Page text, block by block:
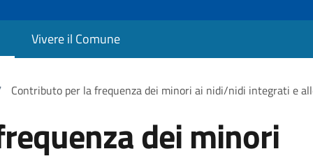
Vivere il Comune
Contributo per la frequenza dei minori ai nidi/nidi integrati e
dei minori